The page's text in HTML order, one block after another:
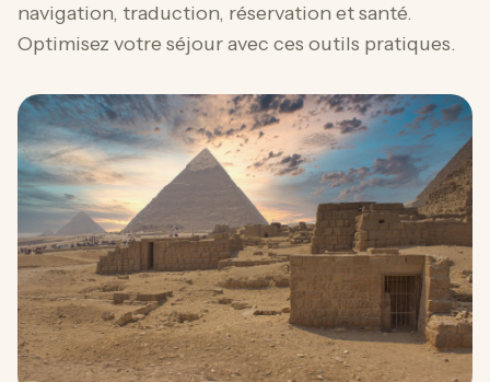
navigation, traduction, réservation et santé.
Optimisez votre séjour avec ces outils pratiques.